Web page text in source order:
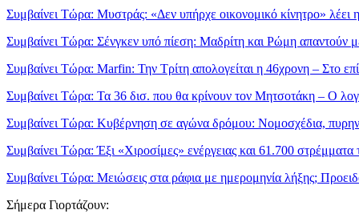
Συμβαίνει Τώρα: Μυστράς: «Δεν υπήρχε οικονομικό κίνητρο» λέει
Συμβαίνει Τώρα: Σένγκεν υπό πίεση: Μαδρίτη και Ρώμη απαντούν
Συμβαίνει Τώρα: Marfin: Την Τρίτη απολογείται η 46χρονη – Στο
Συμβαίνει Τώρα: Τα 36 δισ. που θα κρίνουν τον Μητσοτάκη – Ο
Συμβαίνει Τώρα: Κυβέρνηση σε αγώνα δρόμου: Νομοσχέδια,
Συμβαίνει Τώρα: Έξι «Χιροσίμες» ενέργειας και 61.700
Συμβαίνει Τώρα: Μειώσεις στα ράφια με ημερομηνία λήξης;
Σήμερα Γιορτάζουν: